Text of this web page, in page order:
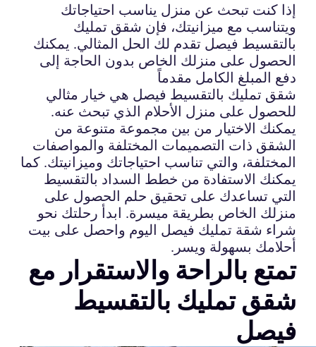
إذا كنت تبحث عن منزل يناسب احتياجاتك
ويتناسب مع ميزانيتك، فإن شقق تمليك
بالتقسيط فيصل تقدم لك الحل المثالي. يمكنك
الحصول على منزلك الخاص بدون الحاجة إلى
دفع المبلغ الكامل مقدماً
شقق تمليك بالتقسيط فيصل هي خيار مثالي
للحصول على منزل الأحلام الذي تبحث عنه.
يمكنك الاختيار من بين مجموعة متنوعة من
الشقق ذات التصميمات المختلفة والمواصفات
المختلفة، والتي تناسب احتياجاتك وميزانيتك. كما
يمكنك الاستفادة من خطط السداد بالتقسيط
التي تساعدك على تحقيق حلم الحصول على
منزلك الخاص بطريقة ميسرة. ابدأ رحلتك نحو
شراء شقة تمليك فيصل اليوم واحصل على بيت
أحلامك بسهولة ويسر.
تمتع بالراحة والاستقرار مع
شقق تمليك بالتقسيط
فيصل